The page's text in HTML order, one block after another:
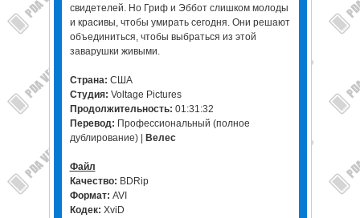
свидетелей. Но Гриф и Эббот слишком молоды
и красивы, чтобы умирать сегодня. Они решают
объединиться, чтобы выбраться из этой
заварушки живыми.
Страна: США
Студия: Voltage Pictures
Продолжительность: 01:31:32
Перевод: Профессиональный (полное
дублирование) | Велес
Файл
Качество: BDRip
Формат: AVI
Кодек: XviD